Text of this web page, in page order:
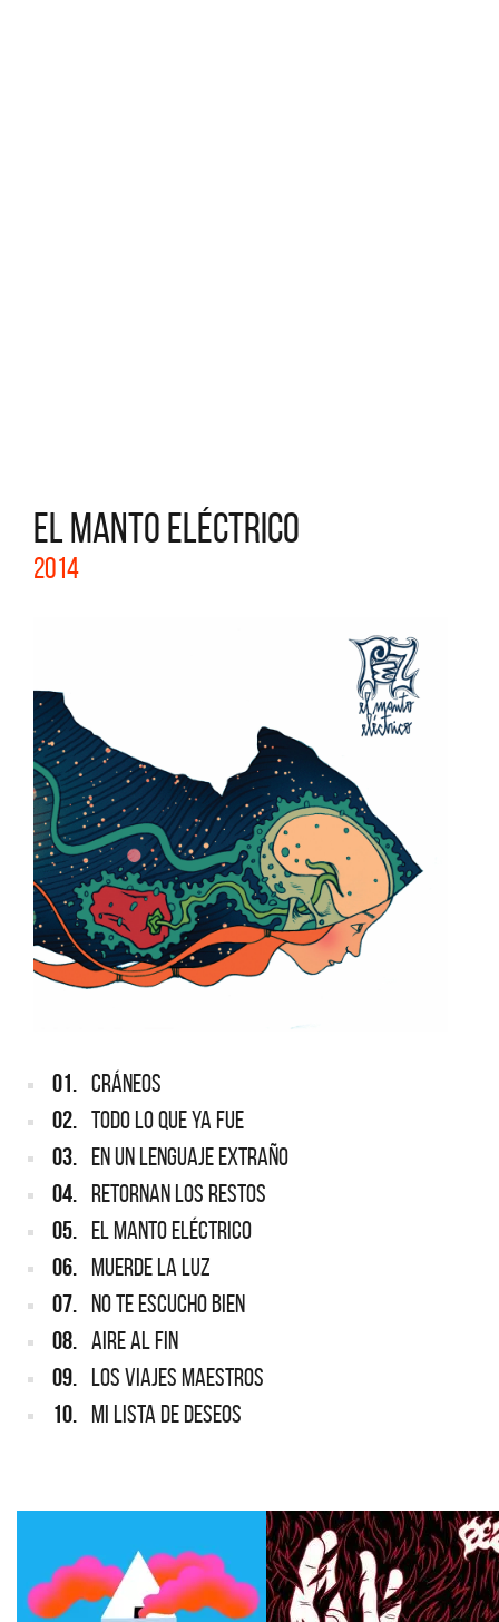
EL MANTO ELÉCTRICO
2014
01. CRÁNEOS
02. TODO LO QUE YA FUE
03. EN UN LENGUAJE EXTRAÑO
04. RETORNAN LOS RESTOS
05. EL MANTO ELÉCTRICO
06. MUERDE LA LUZ
07. NO TE ESCUCHO BIEN
08. AIRE AL FIN
09. LOS VIAJES MAESTROS
10. MI LISTA DE DESEOS